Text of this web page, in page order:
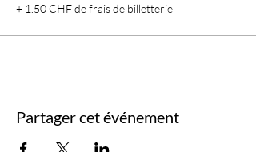
+ 1.50 CHF de frais de billetterie
Partager cet événement